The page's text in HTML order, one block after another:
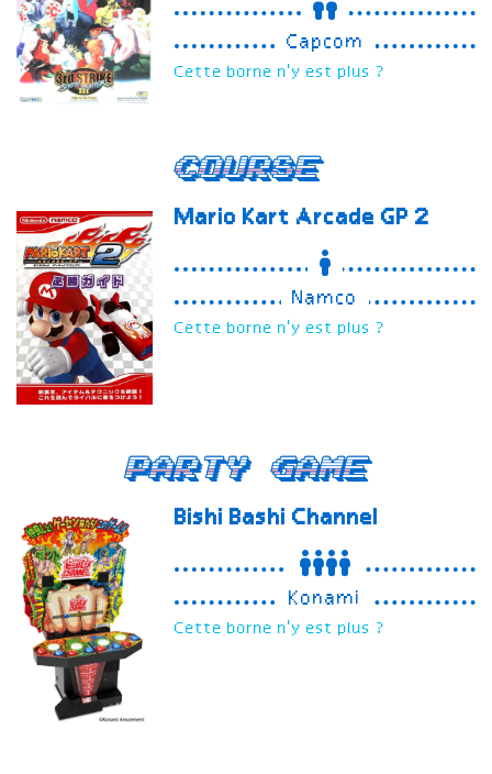
Capcom
Cette borne n'y est plus ?
Course
Mario Kart Arcade GP 2
Namco
Cette borne n'y est plus ?
Party Game
Bishi Bashi Channel
Konami
Cette borne n'y est plus ?